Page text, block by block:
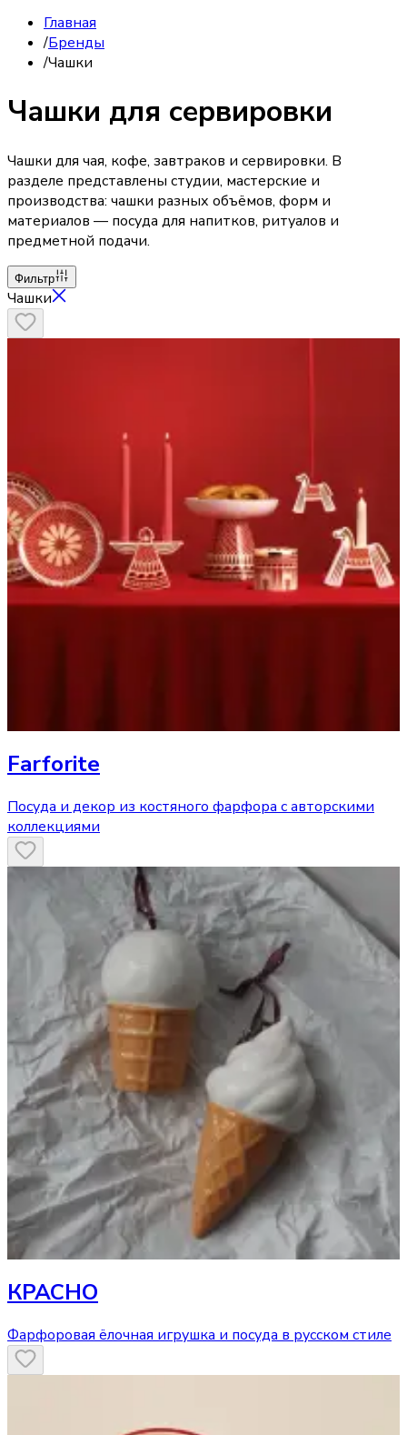
Главная
/Бренды
/Чашки
Чашки для сервировки
Чашки для чая, кофе, завтраков и сервировки. В
разделе представлены студии, мастерские и
производства: чашки разных объёмов, форм и
материалов — посуда для напитков, ритуалов и
предметной подачи.
Фильтр
Чашки
Farforite
Посуда и декор из костяного фарфора с авторскими
коллекциями
КРАСНО
Фарфоровая ёлочная игрушка и посуда в русском стиле